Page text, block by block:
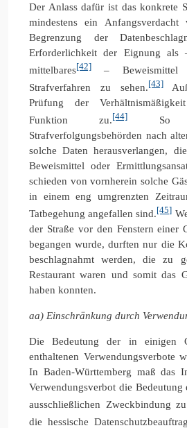
Der Anlass dafür ist das konkrete
mindestens ein
Begrenzung der
Erforderlichkeit der Eignung als
mittelbares[42] – Beweismittel
Strafverfahren zu sehen.[43]
Prüfung der
Funktion zu.[44] So
Strafverfolgungsbehörden nach
solche Daten herausverlangen,
Beweismittel oder
schieden von vornherein solche
in einem eng umgrenzten
Tatbegehung angefallen sind.[45]
der Straße vor den Fenstern einer
begangen wurde, durften nur die
beschlagnahmt werden, die zu
Restaurant waren und somit das
haben konnten.
aa) Einschränkung durch
Die Bedeutung der in einigen
enthaltenen Verwendungsverbote
In Baden-Württemberg maß das
Verwendungsverbot die Bedeutung
ausschließlichen Zweckbindung
die hessische